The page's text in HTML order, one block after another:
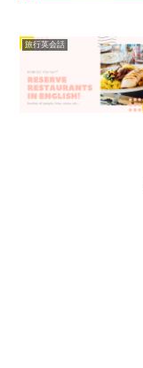
旅行英会話